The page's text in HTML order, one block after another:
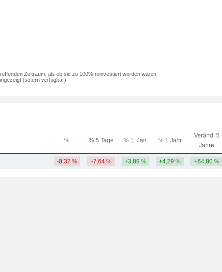
Zeitraum, als ob sie zu 100% reinvestiert worden wären.
(sofern verfügbar)
% % 5 Tage % 1. Jan. % 1 Jahr
Veränd. 5
Jahre
-0,32 % -7,64 % +3,89 % +4,29 % +64,80 %